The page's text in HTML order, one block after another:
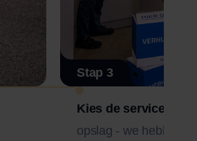
Stap 3
Kies de service die
opslag - we hebben